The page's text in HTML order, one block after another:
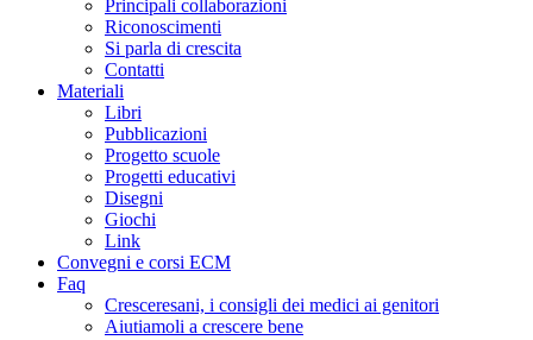
Principali collaborazioni
Riconoscimenti
Si parla di crescita
Contatti
Materiali
Libri
Pubblicazioni
Progetto scuole
Progetti educativi
Disegni
Giochi
Link
Convegni e corsi ECM
Faq
Cresceresani, i consigli dei medici ai genitori
Aiutiamoli a crescere bene